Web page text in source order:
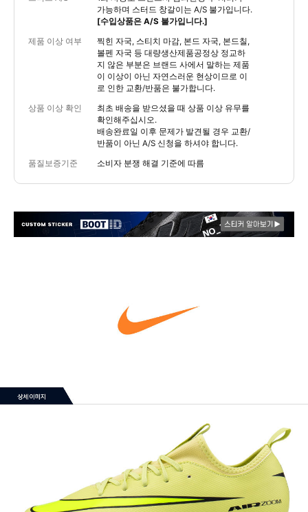
가능하며 스터드 창갈이는 A/S 불가입니다.
[수입상품은 A/S 불가입니다.]
제품 이상 여부
찍힌 자국, 스티치 마감, 본드 자국, 본드칠,
볼펜 자국 등 대량생산제품공정상 정교하
지 않은 부분은 브랜드 사에서 말하는 제품
이 이상이 아닌 자연스러운 현상이므로 이
로 인한 교환/반품은 불가합니다.
상품 이상 확인
최초 배송을 받으셨을 때 상품 이상 유무를
확인해주십시오.
배송완료일 이후 문제가 발견될 경우 교환/
반품이 아닌 A/S 신청을 하셔야 합니다.
품질보증기준 소비자 분쟁 해결 기준에 따름